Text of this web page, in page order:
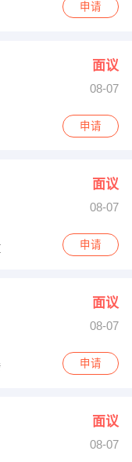
申请
面议
08-07
文化用品市场）
申请
面议
08-07
卡贝卫浴公司方向）
申请
面议
08-07
海城工业
申请
面议
08-07